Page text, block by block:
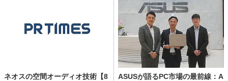
ネオスの空間オーディオ技術【8
ASUSが語るPC市場の最前線：A